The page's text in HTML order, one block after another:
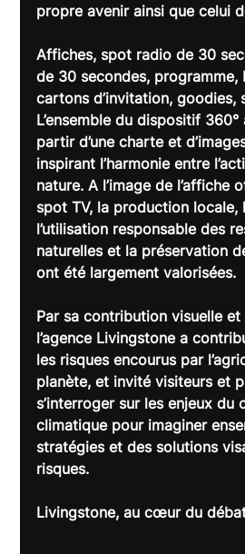
propre avenir ainsi que celui
Affiches, spot radio de 30
de 30 secondes, programme,
cartons d’invitation, goodies,
L’ensemble du dispositif 360°
partir d’une charte et
inspirant l’harmonie entre
nature. A l’image de l’affiche
spot TV, la production locale,
l’utilisation responsable des
naturelles et la préservation
ont été largement valorisées.
Par sa contribution visuelle
l’agence Livingstone a
les risques encourus par
planète, et invité visiteurs et
s’interroger sur les enjeux du
climatique pour imaginer
stratégies et des solutions
risques.
Livingstone, au cœur du